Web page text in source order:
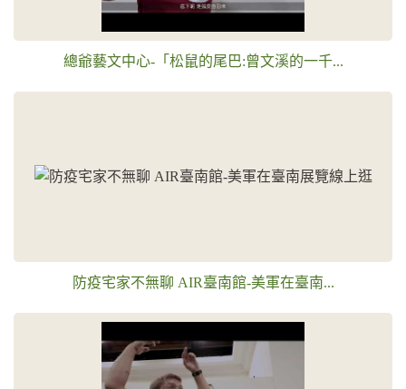
總爺藝文中心-「松鼠的尾巴:曾文溪的一千...
防疫宅家不無聊 AIR臺南館-美軍在臺南...